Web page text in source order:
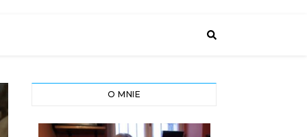
O MNIE